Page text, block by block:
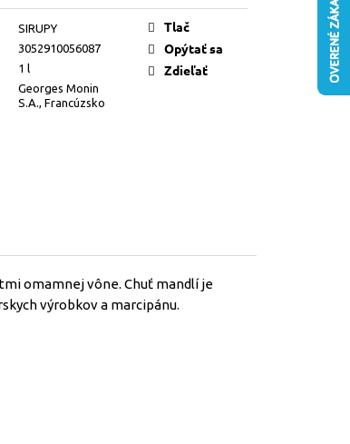
SIRUPY
3052910056087
1 l
Georges Monin
S.A., Francúzsko
Tlač
Opýtať sa
Zdieľať
omamnej vône. Chuť mandlí je
výrobkov a marcipánu.